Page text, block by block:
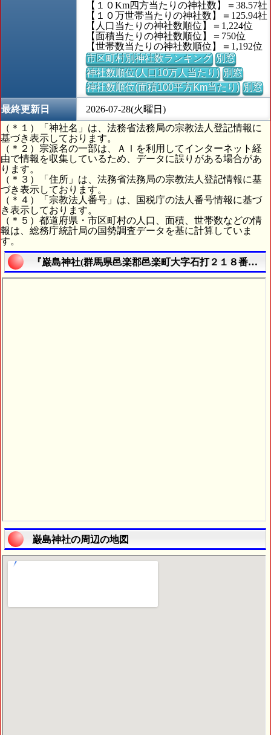
【１０Km四方当たりの神社数】＝38.57社
【１０万世帯当たりの神社数】＝125.94社
【人口当たりの神社数順位】＝1,224位
【面積当たりの神社数順位】＝750位
【世帯数当たりの神社数順位】＝1,192位
市区町村別神社数ランキング 別窓
神社数順位(人口10万人当たり) 別窓
神社数順位(面積100平方Km当たり) 別窓
最終更新日
2026-07-28(火曜日)
（＊１）「神社名」は、法務省法務局の宗教法人登記情報に
基づき表示しております。
（＊２）宗派名の一部は、ＡＩを利用してインターネット経
由で情報を収集しているため、データに誤りがある場合があ
ります。
（＊３）「住所」は、法務省法務局の宗教法人登記情報に基
づき表示しております。
（＊４）「宗教法人番号」は、国税庁の法人番号情報に基づ
き表示しております。
（＊５）都道府県・市区町村の人口、面積、世帯数などの情
報は、総務庁統計局の国勢調査データを基に計算していま
す。
『巌島神社(群馬県邑楽郡邑楽町大字石打２１８番地)
巌島神社の周辺の地図